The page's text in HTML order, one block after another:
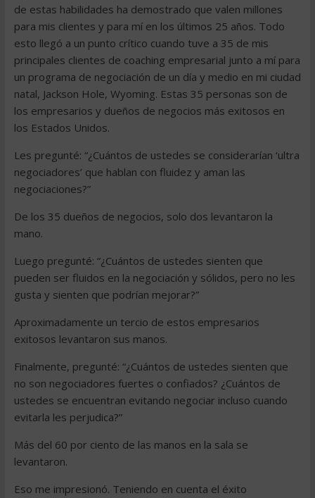
de estas habilidades ha demostrado que valen millones
para mis clientes y para mí en los últimos 25 años. Todo
esto llegó a un punto crítico cuando tuve a 35 de mis
principales clientes de coaching empresarial junto a mí para
un programa de negociación de un día y medio en mi ciudad
natal, Jackson Hole, Wyoming. Estas 35 personas son de
los empresarios y dueños de negocios más exitosos en
los Estados Unidos.
Les pregunté: “¿Cuántos de ustedes se considerarían ‘ultra
negociadores’ que hablan con fluidez y aman las
negociaciones?”
De los 35 dueños de negocios, solo dos levantaron la
mano.
Luego pregunté: “¿Cuántos de ustedes sienten que
pueden ser fluidos en la negociación y sólidos, pero no les
gusta y sienten que podrían mejorar?”
Aproximadamente un tercio de estos empresarios
exitosos levantaron sus manos.
Finalmente, pregunté: “¿Cuántos de ustedes sienten que
no son negociadores fuertes o confiados? ¿Cuántos de
ustedes se encuentran evitando negociar incluso cuando
evitarla les perjudica?”
Más del 60 por ciento de las manos en la sala se
levantaron.
Eso me impresionó. Teniendo en cuenta el éxito